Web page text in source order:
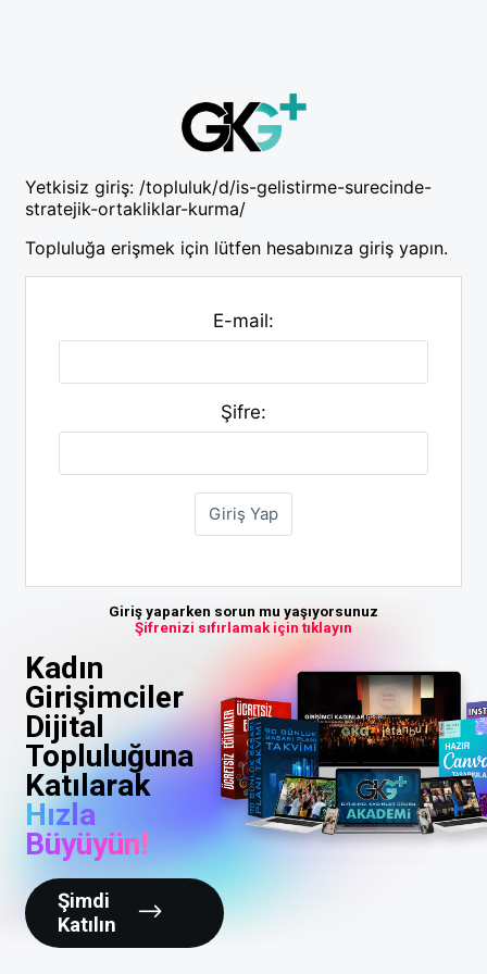
Yetkisiz giriş: /topluluk/d/is-gelistirme-surecinde-
stratejik-ortakliklar-kurma/
Topluluğa erişmek için lütfen hesabınıza giriş yapın.
E-mail:
Şifre:
Giriş yaparken sorun mu yaşıyorsunuz
Şifrenizi sıfırlamak için tıklayın
Kadın
Girişimciler
Dijital
Topluluğuna
Katılarak
Hızla
Büyüyün!
Şimdi
Katılın